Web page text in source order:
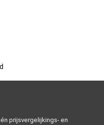
prijsvergelijkings- en